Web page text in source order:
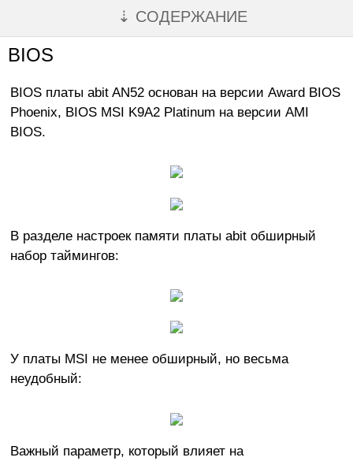
⇣ СОДЕРЖАНИЕ
BIOS
BIOS платы abit AN52 основан на версии Award BIOS
Phoenix, BIOS MSI K9A2 Platinum на версии AMI
BIOS.
В разделе настроек памяти платы abit обширный
набор таймингов:
У платы MSI не менее обширный, но весьма
неудобный:
Важный параметр, который влияет на